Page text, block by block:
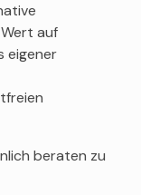
auf
eigener
beraten zu